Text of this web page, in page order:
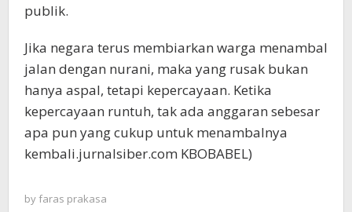
publik.
Jika negara terus membiarkan warga menambal
jalan dengan nurani, maka yang rusak bukan
hanya aspal, tetapi kepercayaan. Ketika
kepercayaan runtuh, tak ada anggaran sebesar
apa pun yang cukup untuk menambalnya
kembali.jurnalsiber.com KBOBABEL)
by faras prakasa